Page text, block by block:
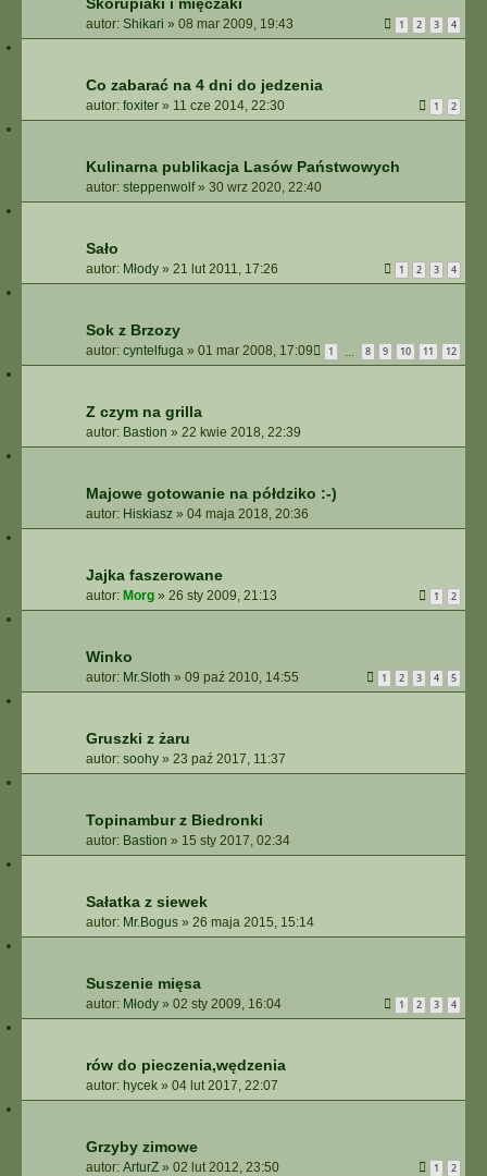
autor: Shikari » 08 mar 2009, 19:43 1 2 3 4
Co zabarać na 4 dni do jedzenia
autor: foxiter » 11 cze 2014, 22:30 1 2
Kulinarna publikacja Lasów Państwowych
autor: steppenwolf» 30 wrz 2020, 22:40
Sało
autor: Młody » 21 lut 2011, 17:26 1 2 3 4
Sok z Brzozy
autor: cyntelfuga » 01 mar 2008, 17:09 1 8 9 10 11 12
Z czym na grilla
autor: Bastion » 22 kwie 2018, 22:39
Majowe gotowanie na półdziko :-)
autor: Hiskiasz » 04 maja 2018, 20:36
Jajka faszerowane
autor: Morg » 26 sty 2009, 21:13 1 2
Winko
autor: Mr.Sloth » 09 paź 2010, 14:55 1 2 3 4 5
Gruszki z żaru
autor: soohy » 23 paź 2017, 11:37
Topinambur z Biedronki
autor: Bastion » 15 sty 2017, 02:34
Sałatka z siewek
autor: Mr.Bogus » 26 maja 2015, 15:14
Suszenie mięsa
autor: Młody » 02 sty 2009, 16:04 1 2 3 4
rów do pieczenia,wędzenia
autor: hycek » 04 lut 2017, 22:07
Grzyby zimowe
autor: ArturZ » 02 lut 2012, 23:50 1 2